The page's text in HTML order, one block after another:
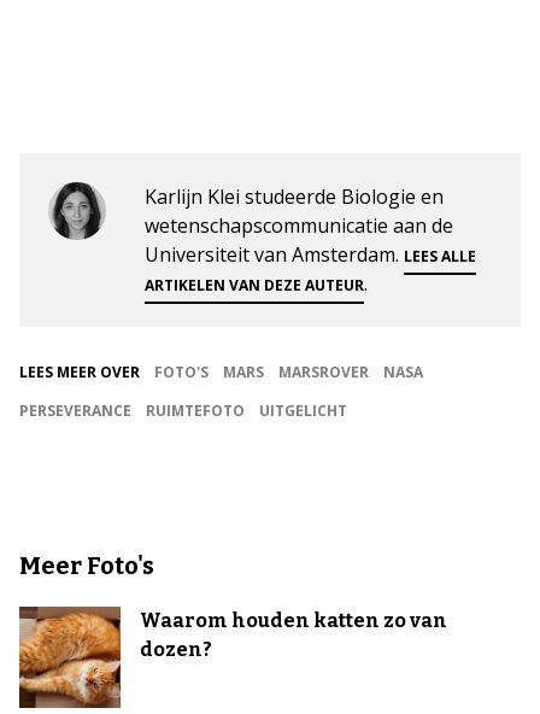
Karlijn Klei studeerde Biologie en
wetenschapscommunicatie aan de
Universiteit van Amsterdam. LEES ALLE
ARTIKELEN VAN DEZE AUTEUR.
LEES MEER OVER FOTO'S MARS MARSROVER
NASA
PERSEVERANCE
RUIMTEFOTO UITGELICHT
Meer Foto's
Waarom houden katten zo van
dozen?